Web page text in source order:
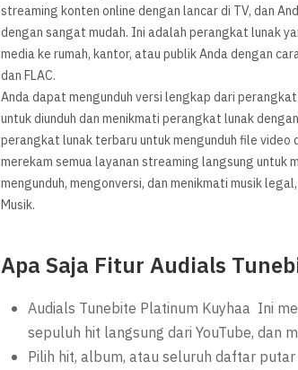
streaming konten online dengan lancar di TV, dan
dengan sangat mudah. Ini adalah perangkat lunak
media ke rumah, kantor, atau publik Anda dengan
dan FLAC.
Anda dapat mengunduh versi lengkap dari
untuk diunduh dan menikmati perangkat lunak
perangkat lunak terbaru untuk mengunduh file video
merekam semua layanan streaming langsung untuk
mengunduh, mengonversi, dan menikmati musik
Musik.
Apa Saja Fitur Audials
Audials Tunebite Platinum Kuyhaa Ini
sepuluh hit langsung dari YouTube, dan
Pilih hit, album, atau seluruh daftar